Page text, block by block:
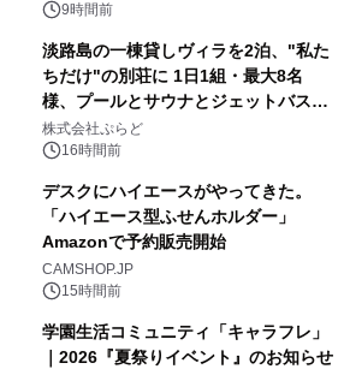
得な素泊まり連泊プランで
9時間前
淡路島の一棟貸しヴィラを2泊、"私た
ちだけ"の別荘に 1日1組・最大8名
様、プールとサウナとジェットバス付
きで Villa Mon Temps AWAJIの連泊
素泊りプラン
株式会社ぷらど
16時間前
デスクにハイエースがやってきた。
「ハイエース型ふせんホルダー」
Amazonで予約販売開始
CAMSHOP.JP
15時間前
学園生活コミュニティ「キャラフレ」
｜2026『夏祭りイベント』のお知らせ